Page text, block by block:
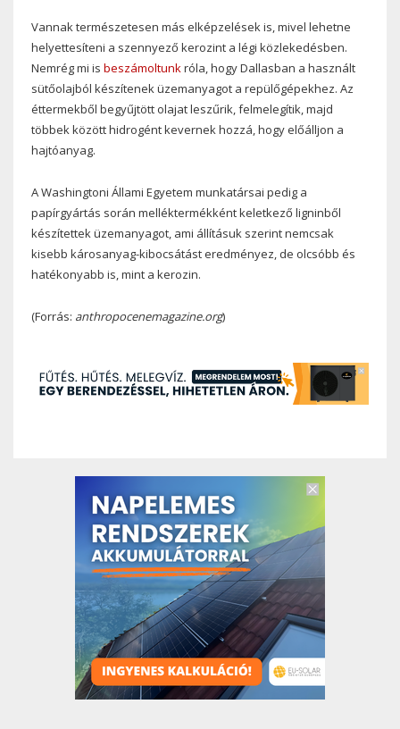
Vannak természetesen más elképzelések is, mivel lehetne
helyettesíteni a szennyező kerozint a légi közlekedésben.
Nemrég mi is beszámoltunkróla, hogy Dallasban a használt
sütőolajból készítenek üzemanyagot a repülőgépekhez. Az
éttermekből begyűjtött olajat leszűrik, felmelegítik, majd
többek között hidrogént kevernek hozzá, hogy előálljon a
hajtóanyag.
A Washingtoni Állami Egyetem munkatársai pedig a
papírgyártás során melléktermékként keletkező ligninből
készítettek üzemanyagot, ami állításuk szerint nemcsak
kisebb károsanyag-kibocsátást eredményez, de olcsóbb és
hatékonyabb is, mint a kerozin.
(Forrás: anthropocenemagazine.org)